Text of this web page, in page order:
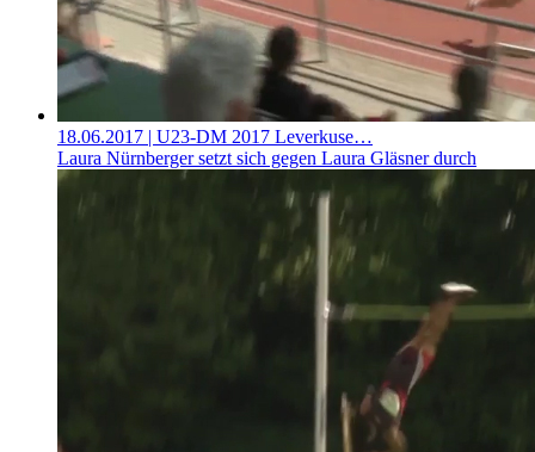
18.06.2017 | U23-DM 2017 Leverkuse…
Laura Nürnberger setzt sich gegen Laura Gläsner durch